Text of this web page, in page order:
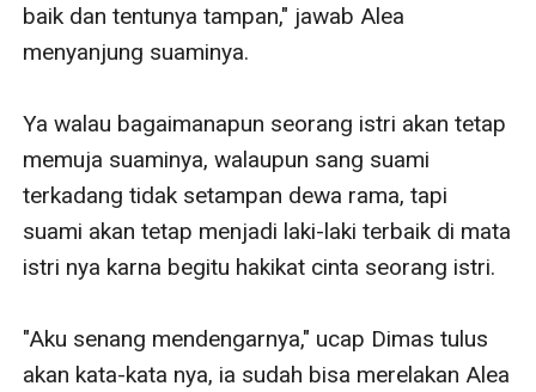
baik dan tentunya tampan," jawab Alea
menyanjung suaminya.
Ya walau bagaimanapun seorang istri akan tetap
memuja suaminya, walaupun sang suami
terkadang tidak setampan dewa rama, tapi
suami akan tetap menjadi laki-laki terbaik di mata
istri nya karna begitu hakikat cinta seorang istri.
"Aku senang mendengarnya," ucap Dimas tulus
akan kata-kata nya, ia sudah bisa merelakan Alea